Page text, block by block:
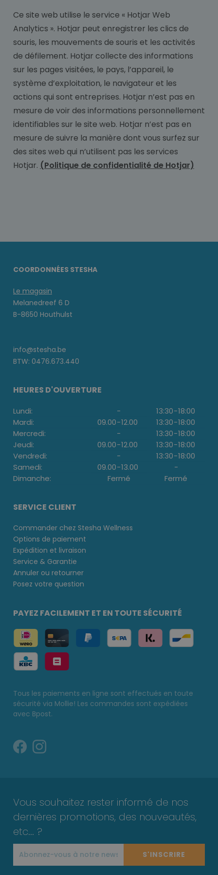
Ce site web utilise le service « Hotjar Web
Analytics ». Hotjar peut enregistrer les clics de
souris, les mouvements de souris et les activités
de défilement. Hotjar collecte des informations
sur les pages visitées, le pays, l’appareil, le
système d’exploitation, le navigateur et les
actions qui sont entreprises. Hotjar n’est pas en
mesure de voir des informations personnellement
identifiables sur le site web. Hotjar n’est pas en
mesure de suivre la manière dont vous surfez sur
des sites web qui n’utilisent pas les services
Hotjar. (Politique de confidentialité de Hotjar)
COORDONNÉES STESHA
Le magasin
Melanedreef 6 D
B-8650 Houthulst
info@stesha.be
BTW: 0476.673.440
HEURES D'OUVERTURE
Lundi: - 13:30-18:00
Mardi:
09.00-12.00 13:30-18:00
Mercredi:
- 13:30-18:00
Jeudi:
09.00-12.00 13:30-18:00
Vendredi:
- 13:30-18:00
Samedi:
09.00-13.00
-
Dimanche:
Fermé Fermé
SERVICE CLIENT
Commander chez Stesha Wellness
Options de paiement
Expédition et livraison
Service & Garantie
Annuler ou retourner
Posez votre question
PAYEZ FACILEMENT ET EN TOUTE SÉCURITÉ
Tous les paiements en ligne sont effectués en toute
sécurité via Mollie! Les commandes sont expédiées
avec Bpost.
Vous souhaitez rester informé de nos
dernières promotions, des nouveautés,
etc... ?
S'INSCRIRE